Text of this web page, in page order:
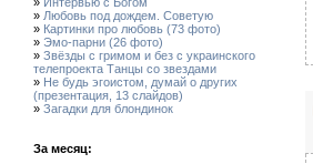
» Любовь под дождем. Советую
» Картинки про любовь (73 фото)
» Эмо-парни (26 фото)
» Звёзды с гримом и без с украинского
телепроекта Танцы со звездами
» Не будь эгоистом, думай о других
(презентация, 13 слайдов)
» Загадки для блондинок
За месяц: